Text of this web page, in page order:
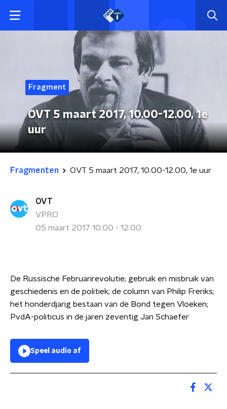
Fragment
OVT 5 maart 2017, 10.00-12.00, 1e
uur
Fragmenten OVT 5 maart 2017, 10.00-12.00, 1e uur
OVT
VPRO
05 maart 2017 10:00 - 12:00
De Russische Februarirevolutie; gebruik en misbruik van
geschiedenis en de politiek; de column van Philip Freriks;
het honderdjarig bestaan van de Bond tegen Vloeken;
PvdA-politicus in de jaren zeventig Jan Schaefer
Speel audio af